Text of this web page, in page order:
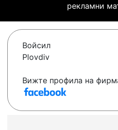
рекламни
Войсил
Plovdiv
Вижте профила на